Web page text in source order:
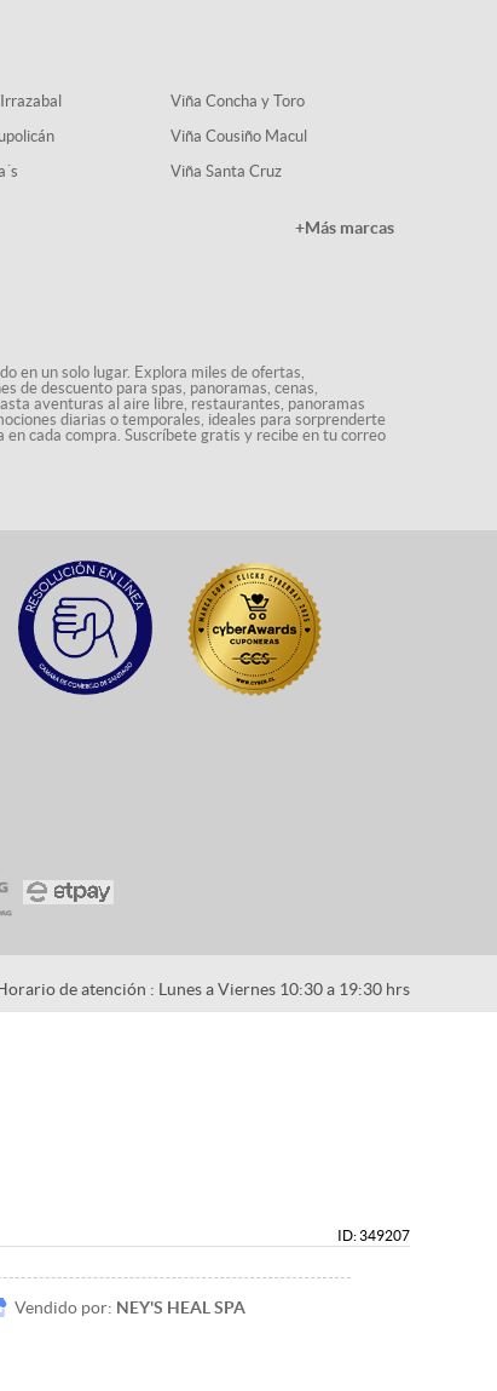
Viña Concha y Toro
Viña Cousiño Macul
Viña Santa Cruz
+Más marcas
en un solo lugar. Explora miles de ofertas,
de descuento para spas, panoramas, cenas,
aventuras al aire libre, restaurantes, panoramas
diarias o temporales, ideales para sorprenderte
cada compra. Suscríbete gratis y recibe en tu correo
de atención : Lunes a Viernes 10:30 a 19:30 hrs
ID: 349207
Vendido por: NEY'S HEAL SPA